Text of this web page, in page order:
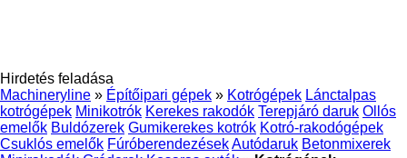
Hirdetés feladása
Machineryline » Építőipari gépek » Kotrógépek Lánctalpas
kotrógépek Minikotrók Kerekes rakodók Terepjáró daruk Ollós
emelők Buldózerek Gumikerekes kotrók Kotró-rakodógépek
Csuklós emelők FúróberendezésekAutódaruk Betonmixerek